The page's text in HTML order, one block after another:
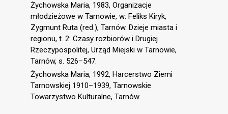
Żychowska Maria, 1983, Organizacje
młodzieżowe w Tarnowie, w: Feliks Kiryk,
Zygmunt Ruta (red.), Tarnów. Dzieje miasta i
regionu, t. 2: Czasy rozbiorów i Drugiej
Rzeczypospolitej, Urząd Miejski w Tarnowie,
Tarnów, s. 526–547.
Żychowska Maria, 1992, Harcerstwo Ziemi
Tarnowskiej 1910–1939, Tarnowskie
Towarzystwo Kulturalne, Tarnów.